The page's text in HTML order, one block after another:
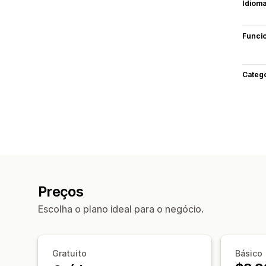
Preços
Escolha o plano ideal para o negócio.
Gratuito Básico